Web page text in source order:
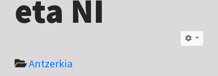
eta NI
Antzerkia